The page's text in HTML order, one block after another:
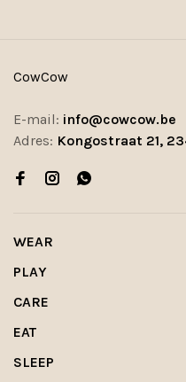
CowCow
E-mail: info@cowcow.be
Adres: Kongostraat 21,
WEAR
PLAY
CARE
EAT
SLEEP